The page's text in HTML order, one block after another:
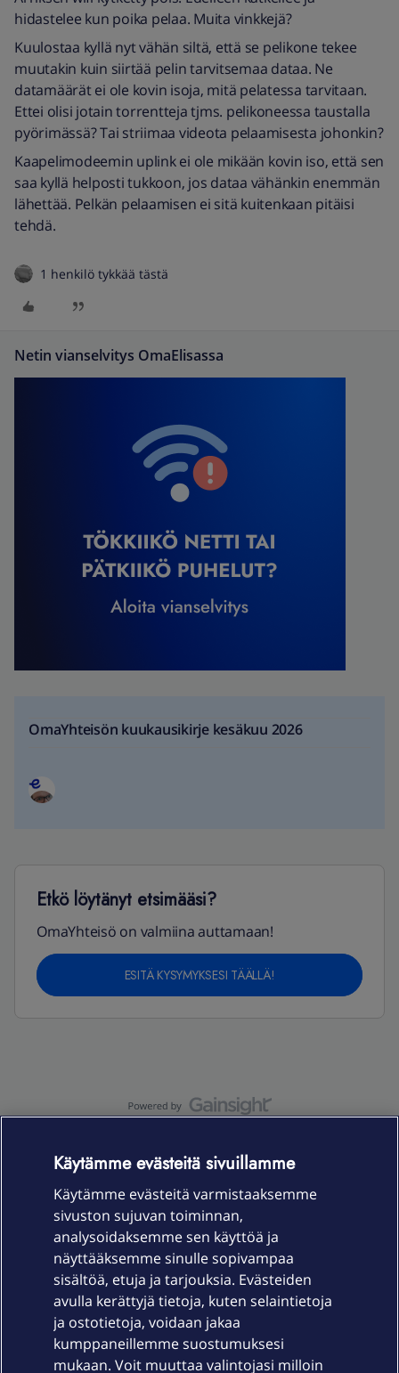
hidastelee kun poika pelaa. Muita vinkkejä?
Kuulostaa kyllä nyt vähän siltä, että se pelikone tekee
muutakin kuin siirtää pelin tarvitsemaa dataa. Ne
datamäärät ei ole kovin isoja, mitä pelatessa tarvitaan.
Ettei olisi jotain torrentteja tjms. pelikoneessa taustalla
pyörimässä? Tai striimaa videota pelaamisesta johonkin?
Kaapelimodeemin uplink ei ole mikään kovin iso, että sen
saa kyllä helposti tukkoon, jos dataa vähänkin enemmän
lähettää. Pelkän pelaamisen ei sitä kuitenkaan pitäisi
tehdä.
1 henkilö tykkää tästä
Netin vianselvitys OmaElisassa
OmaYhteisön kuukausikirje kesäkuu 2026
Etkö löytänyt etsimääsi?
OmaYhteisö on valmiina auttamaan!
ESITÄ KYSYMYKSESI TÄÄLLÄ!
Laitteet & liittymät
Palvelut
Käytämme evästeitä sivuillamme
Käytämme evästeitä varmistaaksemme
sivuston sujuvan toiminnan,
analysoidaksemme sen käyttöä ja
näyttääksemme sinulle sopivampaa
sisältöä, etuja ja tarjouksia. Evästeiden
avulla kerättyjä tietoja, kuten selaintietoja
ja ostotietoja, voidaan jakaa
kumppaneillemme suostumuksesi
mukaan. Voit muuttaa valintojasi milloin